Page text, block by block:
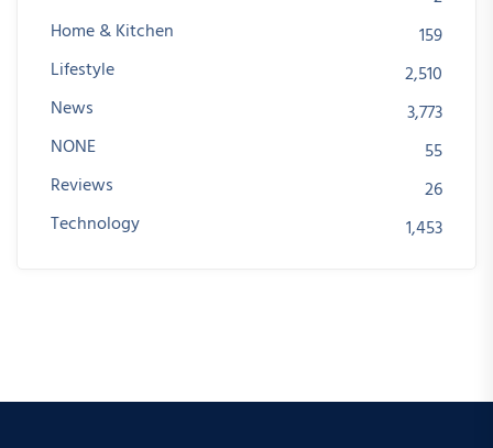
Home & Kitchen
159
Lifestyle
2,510
News
3,773
NONE
55
Reviews
26
Technology
1,453